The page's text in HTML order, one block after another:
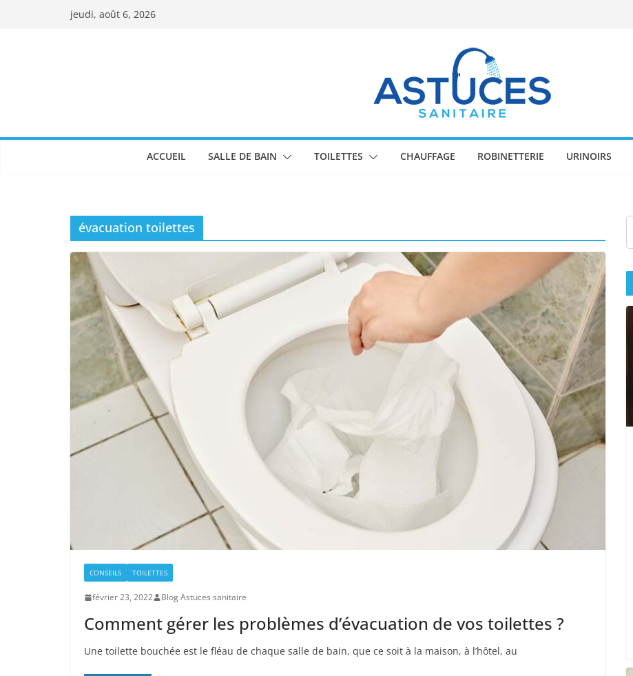
jeudi, août 6, 2026
ACCUEIL SALLE DE BAIN TOILETTES CHAUFFAGE ROBINETTERIE URINOIRS
évacuation toilettes
CONSEILS TOILETTES
février 23, 2022 Blog Astuces sanitaire
Comment gérer les problèmes d’évacuation de vos toilettes ?
Une toilette bouchée est le fléau de chaque salle de bain, que ce soit à la maison, à l’hôtel, au